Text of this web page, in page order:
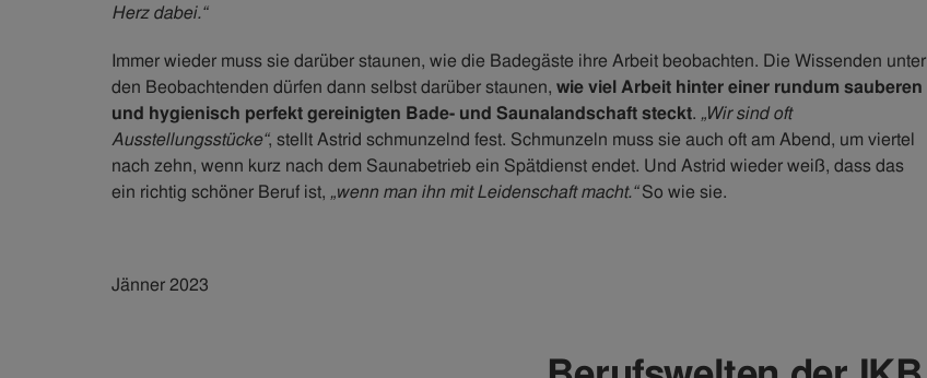
Herz dabei.“
Immer wieder muss sie darüber staunen, wie die Badegäste ihre Arbeit beobachten. Die Wissenden unter
den Beobachtenden dürfen dann selbst darüber staunen, wie viel Arbeit hinter einer rundum sauberen
und hygienisch perfekt gereinigten Bade- und Saunalandschaft steckt. „Wir sind oft
Ausstellungsstücke“, stellt Astrid schmunzelnd fest. Schmunzeln muss sie auch oft am Abend, um viertel
nach zehn, wenn kurz nach dem Saunabetrieb ein Spätdienst endet. Und Astrid wieder weiß, dass das
ein richtig schöner Beruf ist, „wenn man ihn mit Leidenschaft macht.“So wie sie.
Jänner 2023